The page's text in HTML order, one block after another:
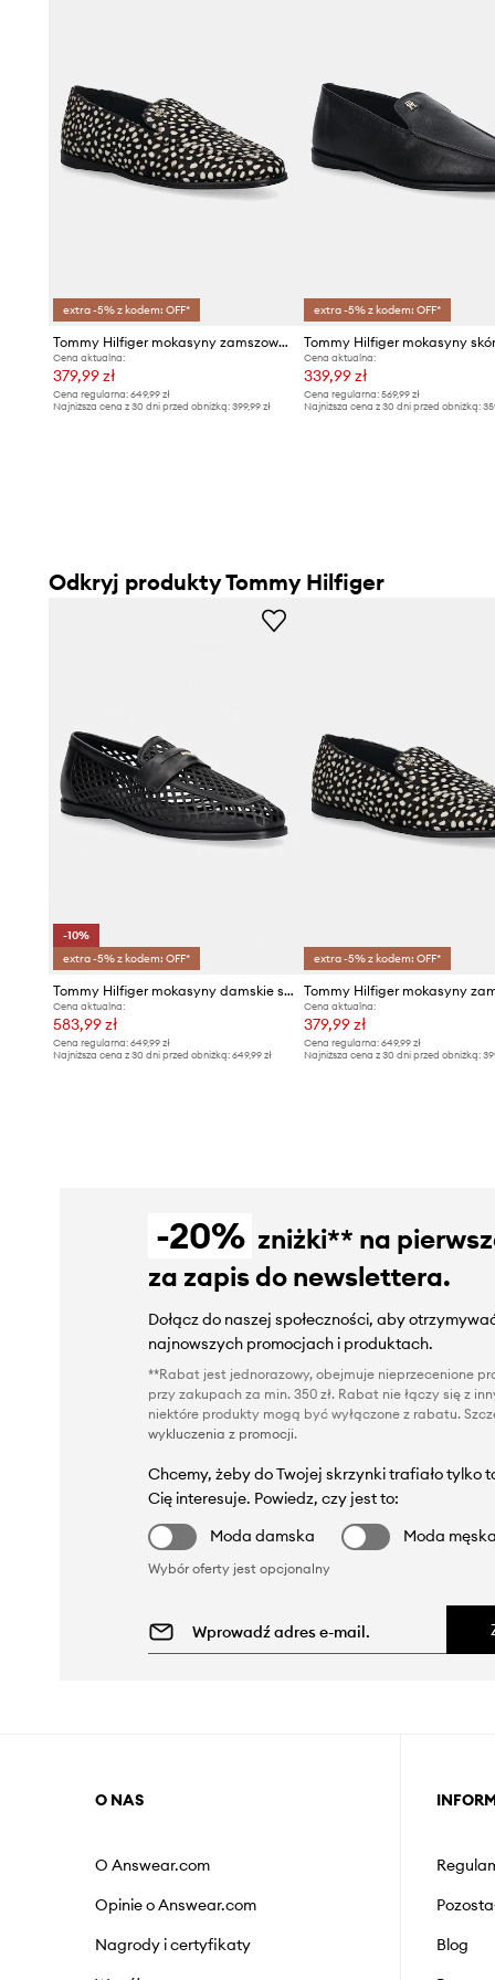
extra -5% z kodem: OFF*
Tommy Hilfiger mokasyny zamszowe TH PONEY HAIR LOAFER
Cena aktualna:
379,99 zł
Cena regularna: 649,99 zł
Najniższa cena z 30 dni przed obniżką: 399,99 zł
extra -5% z kodem: OFF*
Cena aktualna:
339,99 zł
Cena regularna:569,99 zł
Najniższa cena z 30 dni przed obniżką:
Odkryj produkty Tommy Hilfiger
-10%
extra -5% z kodem: OFF*
Tommy Hilfiger mokasyny damskie skórzane TH COIN LTH LOAFER LASER CUT
Cena aktualna:
583,99 zł
Cena regularna: 649,99 zł
Najniższa cena z 30 dni przed obniżką: 649,99 zł
extra -5% z kodem: OFF*
Cena aktualna:
379,99 zł
Cena regularna:649,99 zł
Najniższa cena z 30 dni przed obniżką:
-20% zniżki** na
za zapis do newslettera.
Dołącz do naszej społeczności, aby
najnowszych promocjach i produktach.
**Rabat jest jednorazowy, obejmuje nieprzecenione
przy zakupach za min. 350 zł. Rabat nie łączy się z
niektóre produkty mogą być wyłączone z rabatu.
wykluczenia z promocji.
Chcemy, żeby do Twojej skrzynki trafiało tylko
Cię interesuje. Powiedz, czy jest to:
Moda damska
Moda męska
Wybór oferty jest opcjonalny
O NAS
O Answear.com
Opinie o Answear.com
Nagrody i certyfikaty
Blog